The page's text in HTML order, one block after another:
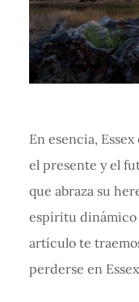
En esencia,
el presente y el
que abraza su
espíritu dinámico
artículo te
perderse en